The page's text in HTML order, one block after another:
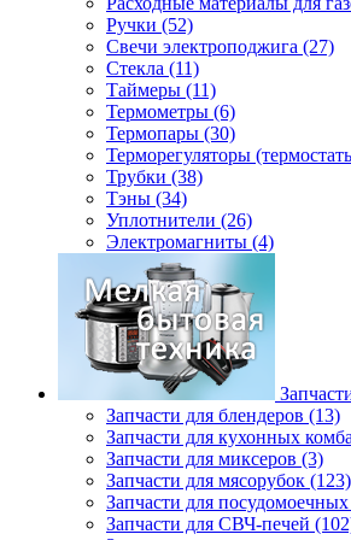
Ручки (52)
Свечи электроподжига (27)
Стекла (11)
Таймеры (11)
Термометры (6)
Термопары (30)
Терморегуляторы
Трубки (38)
Тэны (34)
Уплотнители (26)
Электромагниты (4)
Запчасти для блендеров (13)
Запчасти для кухонных
Запчасти для миксеров (3)
Запчасти для мясорубок (123)
Запчасти для
Запчасти для СВЧ-печей